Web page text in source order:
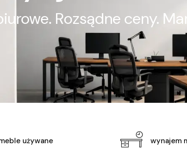
Rozsądne ceny.
używane wynajem